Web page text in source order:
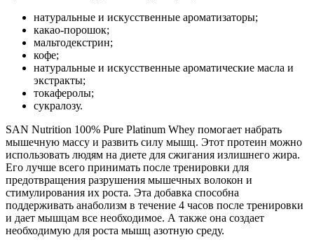
натуральные и искусственные ароматизаторы;
какао-порошок;
мальтодекстрин;
кофе;
натуральные и искусственные ароматические масла и
экстракты;
токаферолы;
сукралозу.
SAN Nutrition 100% Pure Platinum Whey помогает набрать
мышечную массу и развить силу мышц. Этот протеин можно
использовать людям на диете для сжигания излишнего жира.
Его лучше всего принимать после тренировки для
предотвращения разрушения мышечных волокон и
стимулирования их роста. Эта добавка способна
поддерживать анаболизм в течение 4 часов после тренировки
и дает мышцам все необходимое. А также она создает
необходимую для роста мышц азотную среду.